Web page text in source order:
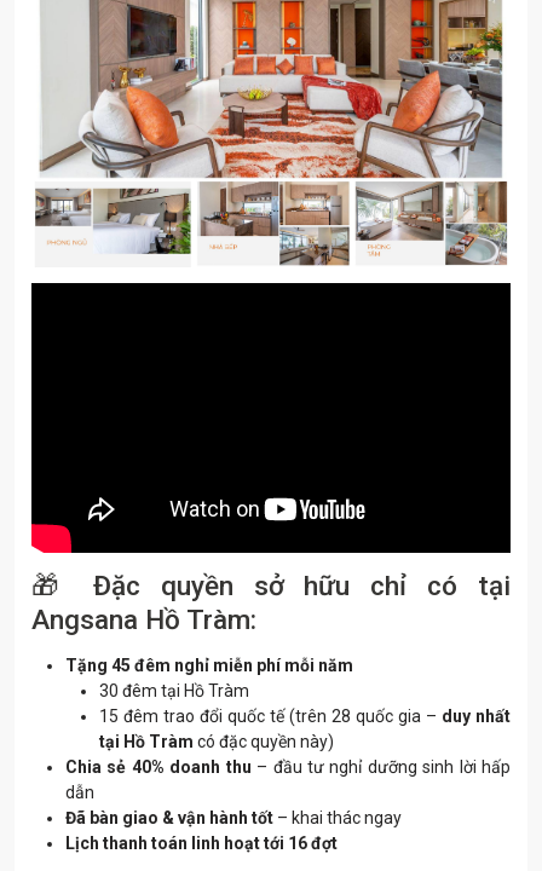
🎁 Đặc quyền sở hữu chỉ có tại
Angsana Hồ Tràm:
Tặng 45 đêm nghỉ miễn phí mỗi năm
30 đêm tại Hồ Tràm
15 đêm trao đổi quốc tế (trên 28 quốc gia – duy nhất
tại Hồ Tràm có đặc quyền này)
Chia sẻ 40% doanh thu – đầu tư nghỉ dưỡng sinh lời hấp
dẫn
Đã bàn giao & vận hành tốt – khai thác ngay
Lịch thanh toán linh hoạt tới 16 đợt